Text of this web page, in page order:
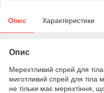
Опис Характеристики
Опис
Мерехтливий спрей для
миготливий спрей для тіла
не тільки має мерехтіння,